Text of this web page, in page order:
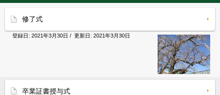
修了式
登録日: 2021年3月30日 / 更新日: 2021年3月30日
卒業証書授与式